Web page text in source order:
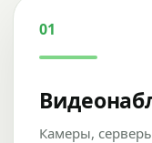
01
Камеры,